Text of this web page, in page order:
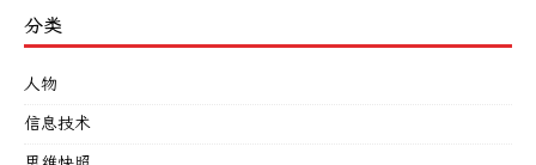
分类
人物
信息技术